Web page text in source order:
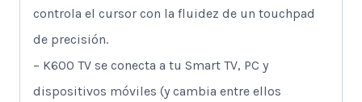
controla el cursor con la fluidez de un touchpad
de precisión.
– K600 TV se conecta a tu Smart TV, PC y
dispositivos móviles (y cambia entre ellos